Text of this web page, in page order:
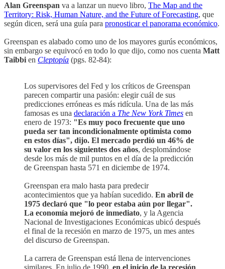
Alan Greenspan va a lanzar un nuevo libro, The Map and the
Territory: Risk, Human Nature, and the Future of Forecasting, que
según dicen, será una guía para pronosticar el panorama económico.
Greenspan es alabado como uno de los mayores gurús económicos,
sin embargo se equivocó en todo lo que dijo, como nos cuenta Matt
Taibbi en Cleptopía (pgs. 82-84):
Los supervisores del Fed y los críticos de Greenspan
parecen compartir una pasión: elegir cuál de sus
predicciones erróneas es más ridícula. Una de las más
famosas es una declaración a The New York Times en
enero de 1973: "Es muy poco frecuente que uno
pueda ser tan incondicionalmente optimista como
en estos días", dijo. El mercado perdió un 46% de
su valor en los siguientes dos años, desplomándose
desde los más de mil puntos en el día de la predicción
de Greenspan hasta 571 en diciembe de 1974.
Greenspan era malo hasta para predecir
acontecimientos que ya habían sucedido. En abril de
1975 declaró que "lo peor estaba aún por llegar".
La economía mejoró de inmediato, y la Agencia
Nacional de Investigaciones Económicas ubicó después
el final de la recesión en marzo de 1975, un mes antes
del discurso de Greenspan.
La carrera de Greenspan está llena de intervenciones
similares. En julio de 1990, en el inicio de la recesión